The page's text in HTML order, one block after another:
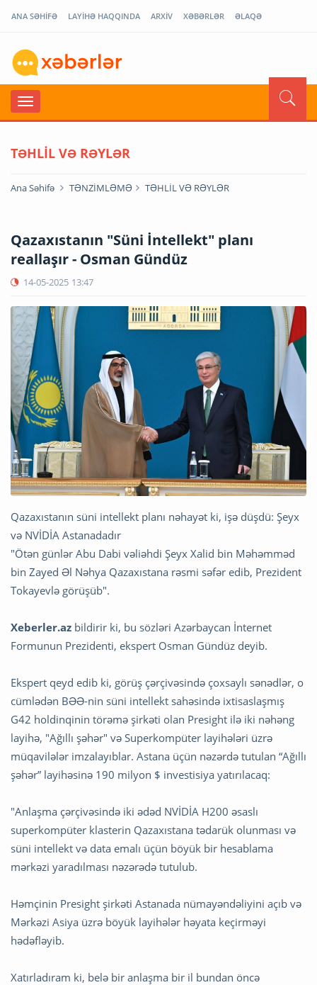
ANA SƏHİFƏ LAYİHƏ HAQQINDA ARXİV XƏBƏRLƏR ƏLAQƏ
TƏHLİL VƏ RƏYLƏR
Ana Səhifə TƏNZİMLƏMƏ TƏHLİL VƏ RƏYLƏR
Qazaxıstanın "Süni İntellekt" planı
reallaşır - Osman Gündüz
14-05-2025 13:47
Qazaxıstanın süni intellekt planı nəhayət ki, işə düşdü: Şeyx
və NVİDİA Astanadadır
"Ötən günlər Abu Dabi vəliəhdi Şeyx Xalid bin Məhəmməd
bin Zayed Əl Nəhya Qazaxıstana rəsmi səfər edib, Prezident
Tokayevlə görüşüb".
Xeberler.az bildirir ki, bu sözləri Azərbaycan İnternet
Formunun Prezidenti, ekspert Osman Gündüz deyib.
Ekspert qeyd edib ki, görüş çərçivəsində çoxsaylı sənədlər, o
cümlədən BƏƏ-nin süni intellekt sahəsində ixtisaslaşmış
G42 holdinqinin törəmə şirkəti olan Presight ilə iki nəhəng
layihə, "Ağıllı şəhər" və Superkompüter layihələri üzrə
müqavilələr imzalayıblar. Astana üçün nəzərdə tutulan “Ağıllı
şəhər” layihəsinə 190 milyon $ investisiya yatırılacaq:
"Anlaşma çərçivəsində iki ədəd NVİDİA H200 əsaslı
superkompüter klasterin Qazaxıstana tədarük olunması və
süni intellekt və data emalı üçün böyük bir hesablama
mərkəzi yaradılması nəzərədə tutulub.
Həmçinin Presight şirkəti Astanada nümayəndəliyini açıb və
Mərkəzi Asiya üzrə böyük layihələr həyata keçirməyi
hədəfləyib.
Xatırladıram ki, belə bir anlaşma bir il bundan öncə